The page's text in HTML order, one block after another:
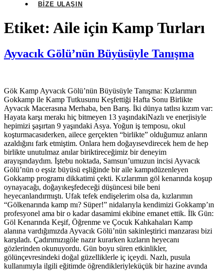
BİZE ULAŞIN
Etiket: Aile için Kamp Turları
Ayvacık Gölü’nün Büyüsüyle Tanışma
Gök Kamp Ayvacık Gölü’nün Büyüsüyle Tanışma: Kızlarımın
Gokkamp ile Kamp Tutkusunu Keşfettiği Hafta Sonu Birlikte
Ayvacık Macerasına Merhaba, ben Barış. İki dünya tatlısı kızım var:
Hayata karşı merakı hiç bitmeyen 13 yaşındakiNazlı ve enerjisiyle
hepimizi şaşırtan 9 yaşındaki Asya. Yoğun iş temposu, okul
koşturmacasıderken, ailece gerçekten “birlikte” olduğumuz anların
azaldığını fark etmiştim. Onlara hem doğayısevdirecek hem de hep
birlikte unutulmaz anılar biriktireceğimiz bir deneyim
arayışındaydım. İştebu noktada, Samsun’umuzun incisi Ayvacık
Gölü’nün o eşsiz büyüsü eşliğinde bir aile kampıdüzenleyen
Gokkamp programı dikkatimi çekti. Kızlarımın göl kenarında koşup
oynayacağı, doğayıkeşfedeceği düşüncesi bile beni
heyecanlandırmıştı. Ufak tefek endişelerim olsa da, kızlarımın
“Gölkenarında kamp mı? Süper!” nidalarıyla kendimizi Gokkamp’ın
profesyonel ama bir o kadar dasamimi ekibine emanet ettik. İlk Gün:
Göl Kenarında Keşif, Öğrenme ve Çocuk Kahkahaları Kamp
alanına vardığımızda Ayvacık Gölü’nün sakinleştirici manzarası bizi
karşıladı. Çadırımızıgöle nazır kurarken kızların heyecanı
gözlerinden okunuyordu. Gün boyu süren etkinlikler,
gölünçevresindeki doğal güzelliklerle iç içeydi. Nazlı, pusula
kullanımıyla ilgili eğitimde öğrendikleriyleküçük bir hazine avında